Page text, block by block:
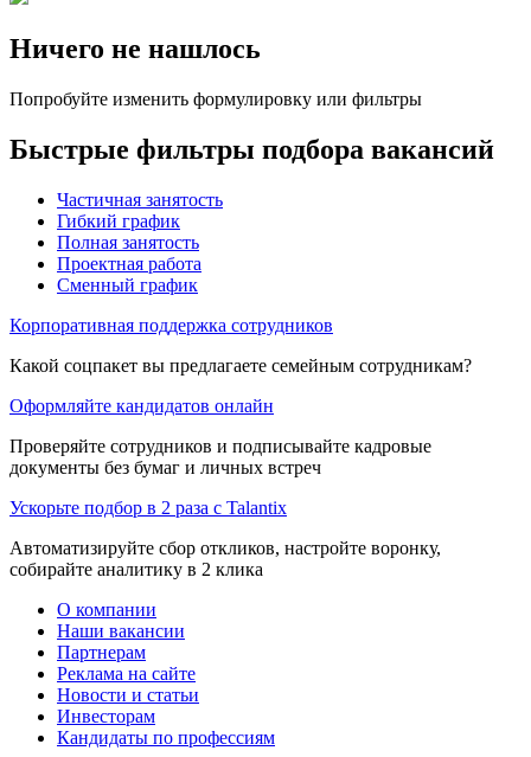
Ничего не нашлось
Попробуйте изменить формулировку или фильтры
Быстрые фильтры подбора вакансий
Частичная занятость
Гибкий график
Полная занятость
Проектная работа
Сменный график
Корпоративная поддержка сотрудников
Какой соцпакет вы предлагаете семейным сотрудникам?
Оформляйте кандидатов онлайн
Проверяйте сотрудников и подписывайте кадровые
документы без бумаг и личных встреч
Ускорьте подбор в 2 раза с Talantix
Автоматизируйте сбор откликов, настройте воронку,
собирайте аналитику в 2 клика
О компании
Наши вакансии
Партнерам
Реклама на сайте
Новости и статьи
Инвесторам
Кандидаты по профессиям